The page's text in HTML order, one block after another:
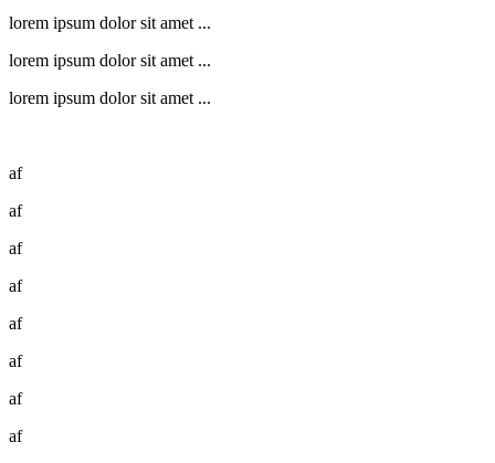
lorem ipsum dolor sit amet ...
lorem ipsum dolor sit amet ...
lorem ipsum dolor sit amet ...
af
af
af
af
af
af
af
af